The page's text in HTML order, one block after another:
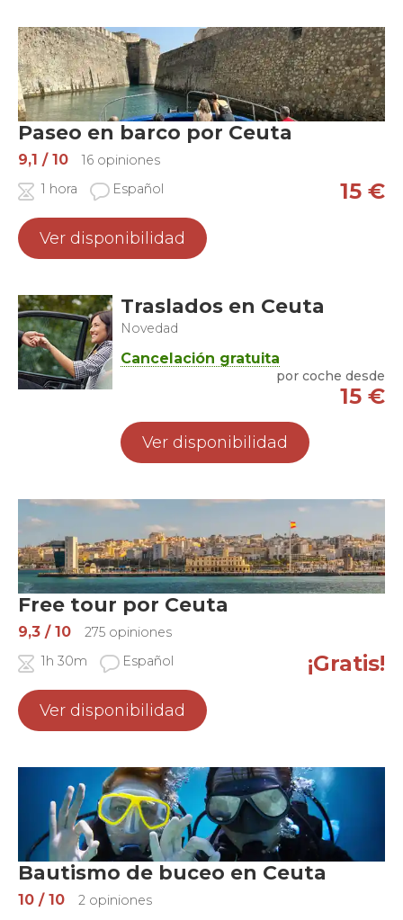
Paseo en barco por Ceuta
9,1 / 10
16 opiniones
1 hora
Español 15 €
Ver disponibilidad
Traslados en Ceuta
Novedad
Cancelación gratuita
por coche desde
15 €
Ver disponibilidad
Free tour por Ceuta
9,3 / 10
275 opiniones
1h 30m
Español ¡Gratis!
Ver disponibilidad
Bautismo de buceo en Ceuta
10 / 10
2 opiniones